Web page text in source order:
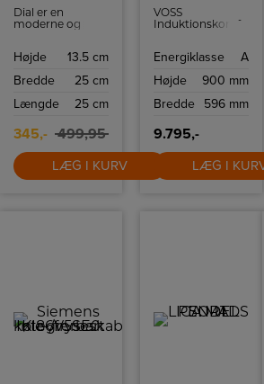
Dial er en
moderne og
inspireret af
lysdesign fra
Højde
13.5 cm
Bredde
25 cm
Længde
25 cm
345,- 499,95
LÆG I KURV
VOSS
Induktionskomfur
rengøringsfunktion.
Energiklasse
A
Højde
900 mm
Bredde
596 mm
9.795,-
LÆG I